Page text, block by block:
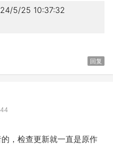
5/25 10:37:32
回复
，检查更新就一直是原作